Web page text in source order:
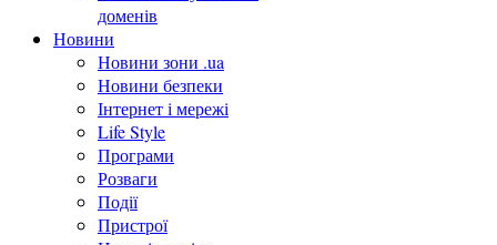
доменів
Новини
Новини зони .ua
Новини безпеки
Інтернет і мережі
Life Style
Програми
Розваги
Події
Пристрої